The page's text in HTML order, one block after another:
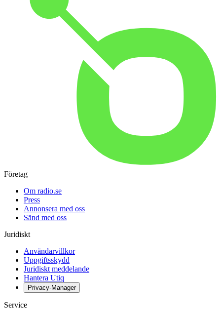
Företag
Om radio.se
Press
Annonsera med oss
Sänd med oss
Juridiskt
Användarvillkor
Uppgiftsskydd
Juridiskt meddelande
Hantera Utiq
Privacy-Manager
Service